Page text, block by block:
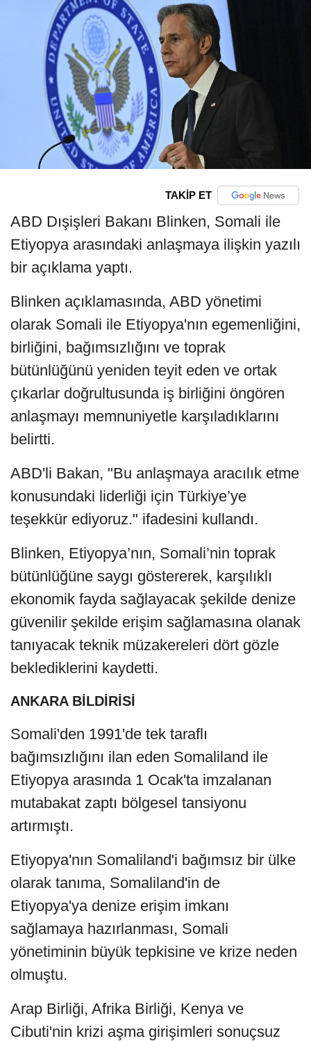
TAKİP ET
ABD Dışişleri Bakanı Blinken, Somali ile
Etiyopya arasındaki anlaşmaya ilişkin yazılı
bir açıklama yaptı.
Blinken açıklamasında, ABD yönetimi
olarak Somali ile Etiyopya'nın egemenliğini,
birliğini, bağımsızlığını ve toprak
bütünlüğünü yeniden teyit eden ve ortak
çıkarlar doğrultusunda iş birliğini öngören
anlaşmayı memnuniyetle karşıladıklarını
belirtti.
ABD'li Bakan, "Bu anlaşmaya aracılık etme
konusundaki liderliği için Türkiye’ye
teşekkür ediyoruz." ifadesini kullandı.
Blinken, Etiyopya’nın, Somali’nin toprak
bütünlüğüne saygı göstererek, karşılıklı
ekonomik fayda sağlayacak şekilde denize
güvenilir şekilde erişim sağlamasına olanak
tanıyacak teknik müzakereleri dört gözle
beklediklerini kaydetti.
ANKARA BİLDİRİSİ
Somali'den 1991'de tek taraflı
bağımsızlığını ilan eden Somaliland ile
Etiyopya arasında 1 Ocak'ta imzalanan
mutabakat zaptı bölgesel tansiyonu
artırmıştı.
Etiyopya'nın Somaliland'i bağımsız bir ülke
olarak tanıma, Somaliland'in de
Etiyopya'ya denize erişim imkanı
sağlamaya hazırlanması, Somali
yönetiminin büyük tepkisine ve krize neden
olmuştu.
Arap Birliği, Afrika Birliği, Kenya ve
Cibuti'nin krizi aşma girişimleri sonuçsuz